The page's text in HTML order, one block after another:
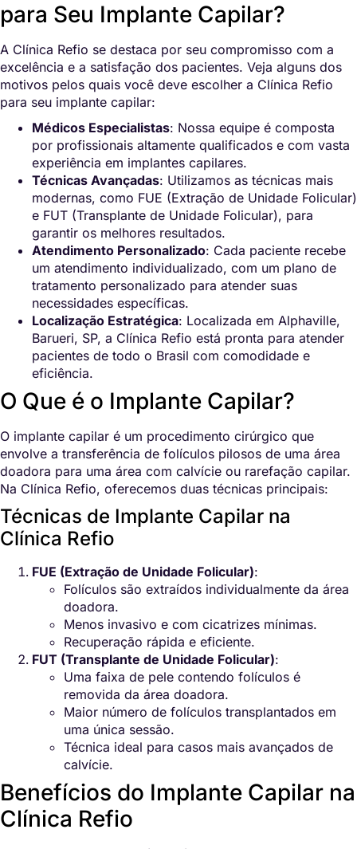
para Seu Implante Capilar?
A Clínica Refio se destaca por seu compromisso com a
excelência e a satisfação dos pacientes. Veja alguns dos
motivos pelos quais você deve escolher a Clínica Refio
para seu implante capilar:
Médicos Especialistas: Nossa equipe é composta
por profissionais altamente qualificados e com vasta
experiência em implantes capilares.
Técnicas Avançadas: Utilizamos as técnicas mais
modernas, como FUE (Extração de Unidade Folicular)
e FUT (Transplante de Unidade Folicular), para
garantir os melhores resultados.
Atendimento Personalizado: Cada paciente recebe
um atendimento individualizado, com um plano de
tratamento personalizado para atender suas
necessidades específicas.
Localização Estratégica: Localizada em Alphaville,
Barueri, SP, a Clínica Refio está pronta para atender
pacientes de todo o Brasil com comodidade e
eficiência.
O Que é o Implante Capilar?
O implante capilar é um procedimento cirúrgico que
envolve a transferência de folículos pilosos de uma área
doadora para uma área com calvície ou rarefação capilar.
Na Clínica Refio, oferecemos duas técnicas principais:
Técnicas de Implante Capilar na
Clínica Refio
FUE (Extração de Unidade Folicular):
Folículos são extraídos individualmente da área
doadora.
Menos invasivo e com cicatrizes mínimas.
Recuperação rápida e eficiente.
FUT (Transplante de Unidade Folicular):
Uma faixa de pele contendo folículos é
removida da área doadora.
Maior número de folículos transplantados em
uma única sessão.
Técnica ideal para casos mais avançados de
calvície.
Benefícios do Implante Capilar na
Clínica Refio